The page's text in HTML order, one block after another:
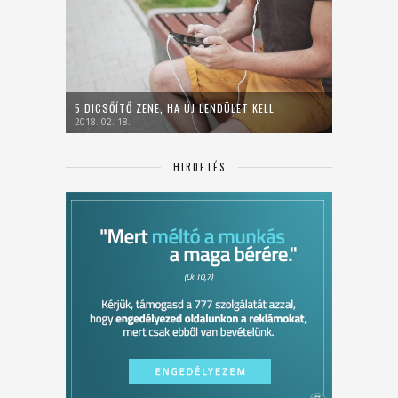
5 DICSŐÍTŐ ZENE, HA ÚJ LENDÜLET KELL
2018. 02. 18.
HIRDETÉS